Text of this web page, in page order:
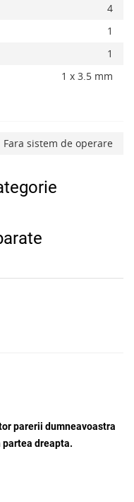
4
1
1
1 x 3.5 mm
Fara sistem de operare
parerii dumneavoastra
dreapta.